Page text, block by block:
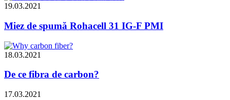
19.03.2021
Miez de spumă Rohacell 31 IG-F PMI
18.03.2021
De ce fibra de carbon?
17.03.2021